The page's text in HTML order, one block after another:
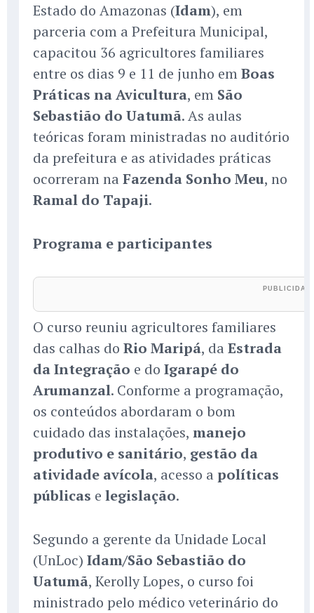
Estado do Amazonas (Idam), em
parceria com a Prefeitura Municipal,
capacitou 36 agricultores familiares
entre os dias 9 e 11 de junho emBoas
Práticas na Avicultura, em São
Sebastião do Uatumã. As aulas
teóricas foram ministradas no auditório
da prefeitura e as atividades práticas
ocorreram na Fazenda Sonho Meu, no
Ramal do Tapaji.
Programa e participantes
O curso reuniu agricultores familiares
das calhas do Rio Maripá, da Estrada
da Integração e do Igarapé do
Arumanzal. Conforme a programação,
os conteúdos abordaram o bom
cuidado das instalações, manejo
produtivo e sanitário, gestão da
atividade avícola, acesso a políticas
públicas e legislação.
Segundo a gerente da Unidade Local
(UnLoc) Idam/São Sebastião do
Uatumã, Kerolly Lopes, o curso foi
ministrado pelo médico veterinário do